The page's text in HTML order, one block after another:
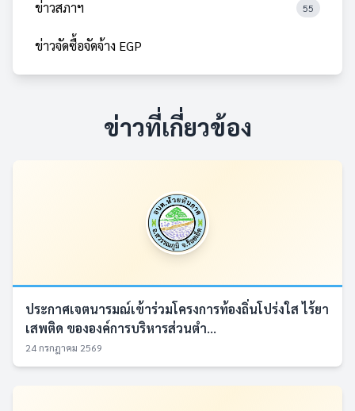
ข่าวสภาฯ 55
ข่าวจัดซื้อจัดจ้าง EGP
ข่าวที่เกี่ยวข้อง
ประกาศเจตนารมณ์เข้าร่วมโครงการท้องถิ่นโปร่งใส ไร้ยา
เสพติด ขององค์การบริหารส่วนตำ...
24 กรกฎาคม 2569